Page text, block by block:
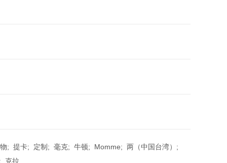
; 提卡; 定制; 毫克; 牛顿; Momme; 两（中国台湾）;
克拉